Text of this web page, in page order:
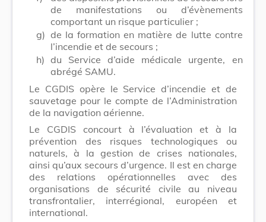
de manifestations ou d’évènements
comportant un risque particulier ;
g) de la formation en matière de lutte contre
l’incendie et de secours ;
h) du Service d’aide médicale urgente, en
abrégé SAMU.
Le CGDIS opère le Service d’incendie et de
sauvetage pour le compte de l’Administration
de la navigation aérienne.
Le CGDIS concourt à l’évaluation et à la
prévention des risques technologiques ou
naturels, à la gestion de crises nationales,
ainsi qu’aux secours d’urgence. Il est en charge
des relations opérationnelles avec des
organisations de sécurité civile au niveau
transfrontalier, interrégional, européen et
international.